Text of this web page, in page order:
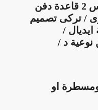
♦ محابس ونواكل عالية الجودة تأسيس 2 قاعدة دفن
/ تركى تصميم
ايديال /
نوعية د /
او